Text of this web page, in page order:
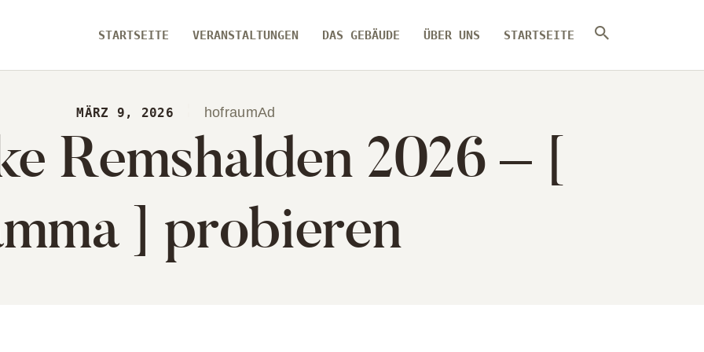
STARTSEITE VERANSTALTUNGEN DAS GEBÄUDE ÜBER UNS STARTSEITE
MÄRZ 9, 2026 hofraumAd
Remshalden 2026 – [
] probieren
Die Eventlocation im Herzen des Remstals
GEBÄUDE
UNS